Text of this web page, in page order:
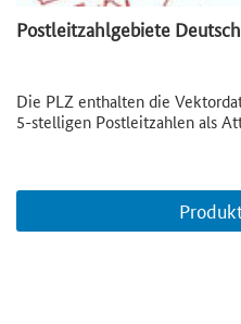
Postleitzahlgebiete
Die PLZ enthalten die
5-stelligen Postleitzahlen als